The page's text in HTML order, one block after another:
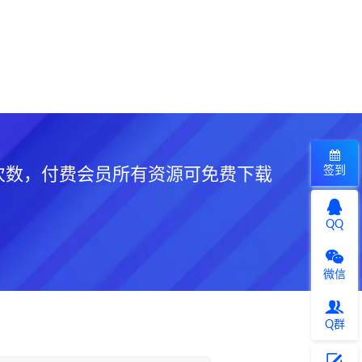
，付费会员所有资源可免费下载 签到
QQ
微信
Q群